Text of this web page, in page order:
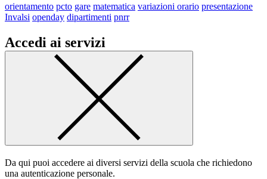
orientamento pcto gare matematica variazioni orario presentazione
Invalsi openday dipartimenti pnrr
Accedi ai servizi
Da qui puoi accedere ai diversi servizi della scuola che richiedono
una autenticazione personale.